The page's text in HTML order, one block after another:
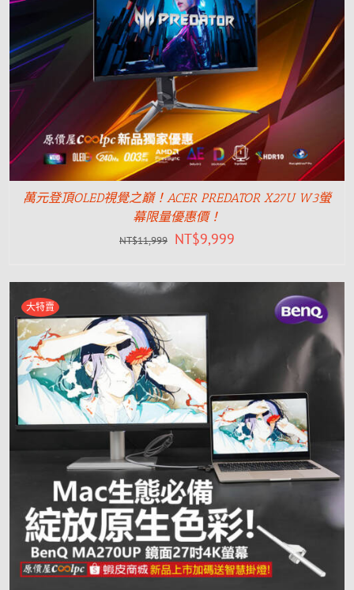
萬元登頂OLED視覺之巔！ACER PREDATOR X27U W3螢
幕限量優惠價！
NT$11,999 NT$9,999
大特賣